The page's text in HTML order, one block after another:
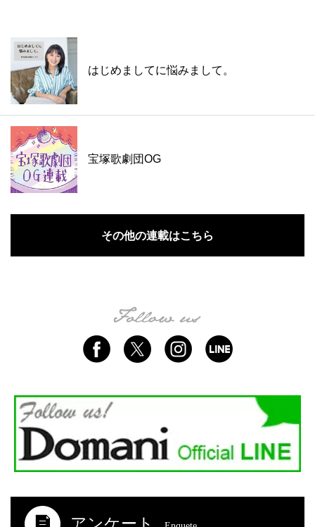
はじめましてに悩みまして。
宝塚歌劇団OG
その他の連載はこちら